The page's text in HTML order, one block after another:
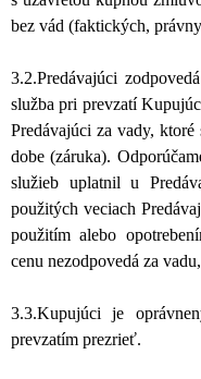
bez vád (faktických,
3.2.Predávajúci
služba pri prevzatí
Predávajúci za vady,
dobe (záruka).
služieb uplatnil u
použitých veciach
použitím alebo
cenu nezodpovedá za
3.3.Kupujúci je
prevzatím prezrieť.